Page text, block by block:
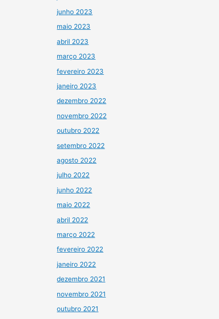
junho 2023
maio 2023
abril 2023
março 2023
fevereiro 2023
janeiro 2023
dezembro 2022
novembro 2022
outubro 2022
setembro 2022
agosto 2022
julho 2022
junho 2022
maio 2022
abril 2022
março 2022
fevereiro 2022
janeiro 2022
dezembro 2021
novembro 2021
outubro 2021